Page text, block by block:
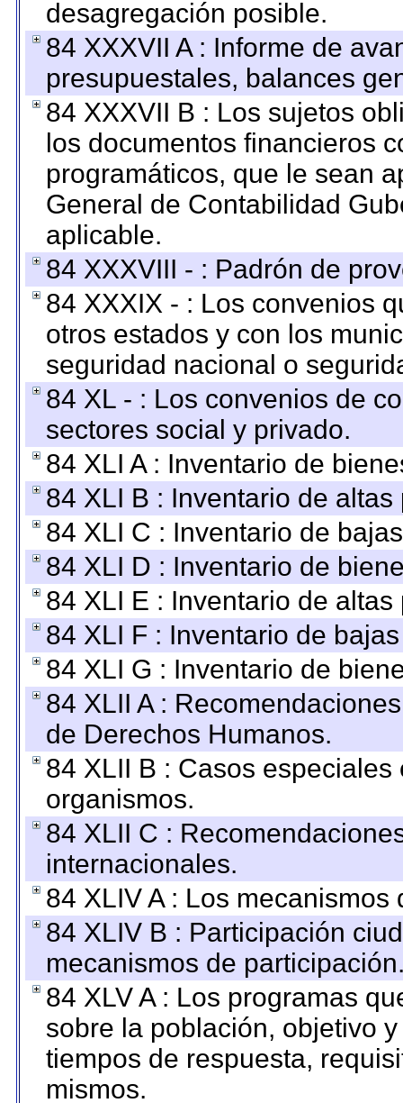
desagregación posible.
84 XXXVII A : Informe de
presupuestales, balances
84 XXXVII B : Los sujetos
los documentos financieros
programáticos, que le sean
General de Contabilidad
aplicable.
84 XXXVIII - : Padrón de
84 XXXIX - : Los convenios
otros estados y con los
seguridad nacional o
84 XL - : Los convenios de
sectores social y privado.
84 XLI A : Inventario de
84 XLI B : Inventario de
84 XLI C : Inventario de
84 XLI D : Inventario de
84 XLI E : Inventario de
84 XLI F : Inventario de
84 XLI G : Inventario de
84 XLII A :
de Derechos Humanos.
84 XLII B : Casos
organismos.
84 XLII C :
internacionales.
84 XLIV A : Los
84 XLIV B : Participación
mecanismos de
84 XLV A : Los programas
sobre la población, objetivo
tiempos de respuesta,
mismos.